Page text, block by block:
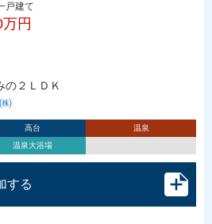
戸建て
円
の２ＬＤＫ
高台
温泉
温泉大浴場
する